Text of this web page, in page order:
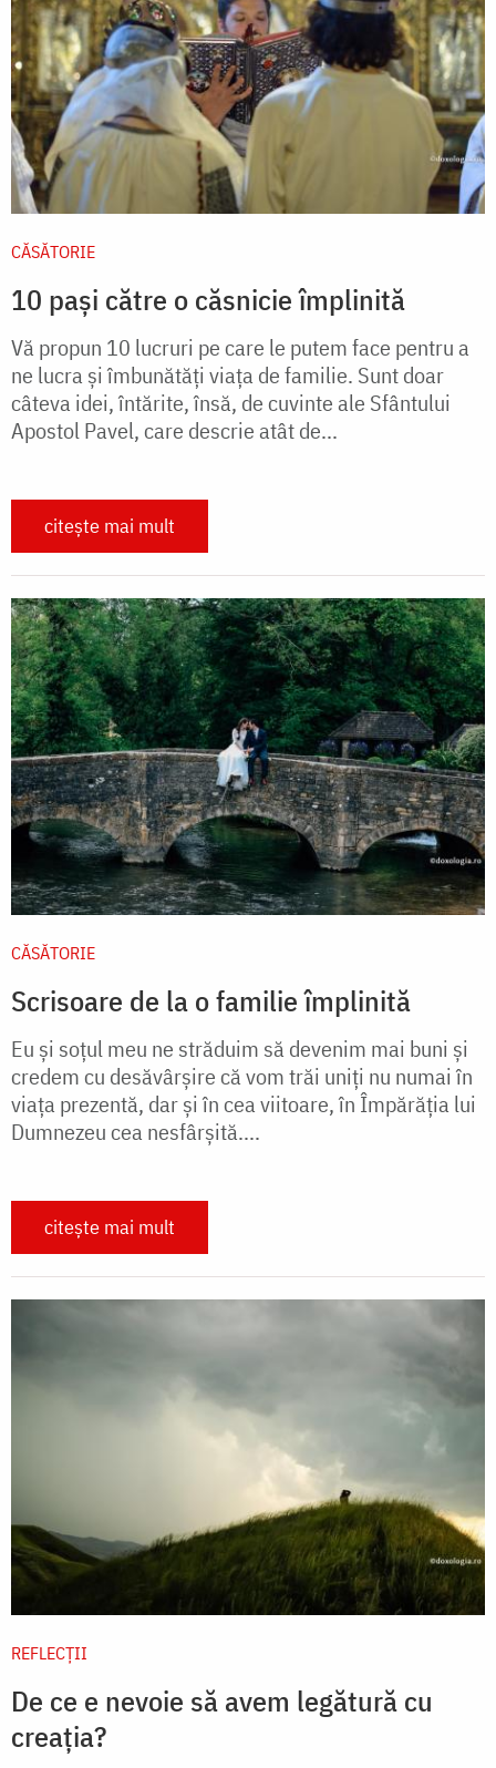
CĂSĂTORIE
10 pași către o căsnicie împlinită
Vă propun 10 lucruri pe care le putem face pentru a
ne lucra și îmbunătăți viața de familie. Sunt doar
câteva idei, întărite, însă, de cuvinte ale Sfântului
Apostol Pavel, care descrie atât de...
citește mai mult
CĂSĂTORIE
Scrisoare de la o familie împlinită
Eu și soțul meu ne străduim să devenim mai buni şi
credem cu desăvârşire că vom trăi uniţi nu numai în
viaţa prezentă, dar şi în cea viitoare, în Împărăţia lui
Dumnezeu cea nesfârşită....
citește mai mult
REFLECȚII
De ce e nevoie să avem legătură cu
creația?